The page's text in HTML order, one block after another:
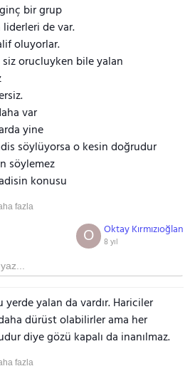
bir grup
liderleri de var.
oluyorlar.
orucluyken bile yalan
var
yine
söylüyorsa o kesin doğrudur
söylemez
konusu
fazla
Oktay Kırmızıoğlan
8 yıl
O
yerde yalan da vardır. Hariciler
dürüst olabilirler ama her
diye gözü kapalı da inanılmaz.
fazla